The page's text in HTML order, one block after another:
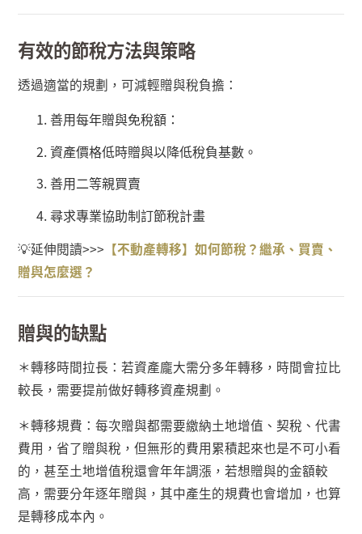
有效的節稅方法與策略
透過適當的規劃，可減輕贈與稅負擔：
善用每年贈與免稅額：
資產價格低時贈與以降低稅負基數。
善用二等親買賣
尋求專業協助制訂節稅計畫
💡延伸閱讀>>> 【不動產轉移】如何節稅？繼承、買賣、
贈與怎麼選？
贈與的缺點
＊轉移時間拉長：若資產龐大需分多年轉移，時間會拉比
較長，需要提前做好轉移資產規劃。
＊轉移規費：每次贈與都需要繳納土地增值、契稅、代書
費用，省了贈與稅，但無形的費用累積起來也是不可小看
的，甚至土地增值稅還會年年調漲，若想贈與的金額較
高，需要分年逐年贈與，其中產生的規費也會增加，也算
是轉移成本內。